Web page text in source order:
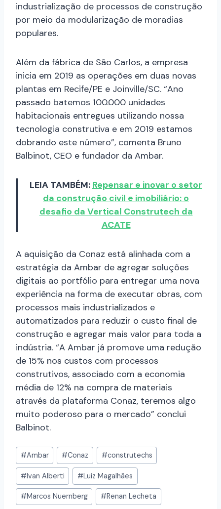
industrialização de processos de construção
por meio da modularização de moradias
populares.
Além da fábrica de São Carlos, a empresa
inicia em 2019 as operações em duas novas
plantas em Recife/PE e Joinville/SC. “Ano
passado batemos 100.000 unidades
habitacionais entregues utilizando nossa
tecnologia construtiva e em 2019 estamos
dobrando este número”, comenta Bruno
Balbinot, CEO e fundador da Ambar.
LEIA TAMBÉM: Repensar e inovar o setor
da construção civil e imobiliário: o
desafio da Vertical Construtech da
ACATE
A aquisição da Conaz está alinhada com a
estratégia da Ambar de agregar soluções
digitais ao portfólio para entregar uma nova
experiência na forma de executar obras, com
processos mais industrializados e
automatizados para reduzir o custo final de
construção e agregar mais valor para toda a
indústria. “A Ambar já promove uma redução
de 15% nos custos com processos
construtivos, associado com a economia
média de 12% na compra de materiais
através da plataforma Conaz, teremos algo
muito poderoso para o mercado” conclui
Balbinot.
#Ambar #Conaz #construtechs
#Ivan Alberti #Luiz Magalhães
#Marcos Nuernberg #Renan Lecheta